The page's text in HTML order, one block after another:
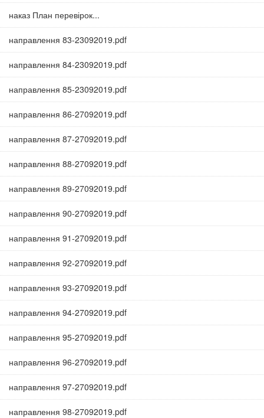
наказ План перевірок...
направлення 83-23092019.pdf
направлення 84-23092019.pdf
направлення 85-23092019.pdf
направлення 86-27092019.pdf
направлення 87-27092019.pdf
направлення 88-27092019.pdf
направлення 89-27092019.pdf
направлення 90-27092019.pdf
направлення 91-27092019.pdf
направлення 92-27092019.pdf
направлення 93-27092019.pdf
направлення 94-27092019.pdf
направлення 95-27092019.pdf
направлення 96-27092019.pdf
направлення 97-27092019.pdf
направлення 98-27092019.pdf